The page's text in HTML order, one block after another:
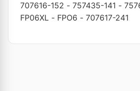
707616-152 - 757435-141 -
FP06XL - FPO6 - 707617-241